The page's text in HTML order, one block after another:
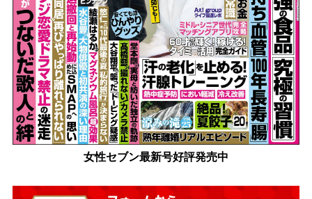
女性セブン最新号好評発売中